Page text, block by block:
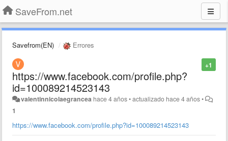
SaveFrom.net
Savefrom(EN) Errores
+1
https://www.facebook.com/profile.php?
id=100089214523143
valentinnicolaegrancea hace 4 años•actualizado hace 4 años•
1
https://www.facebook.com/profile.php?id=100089214523143